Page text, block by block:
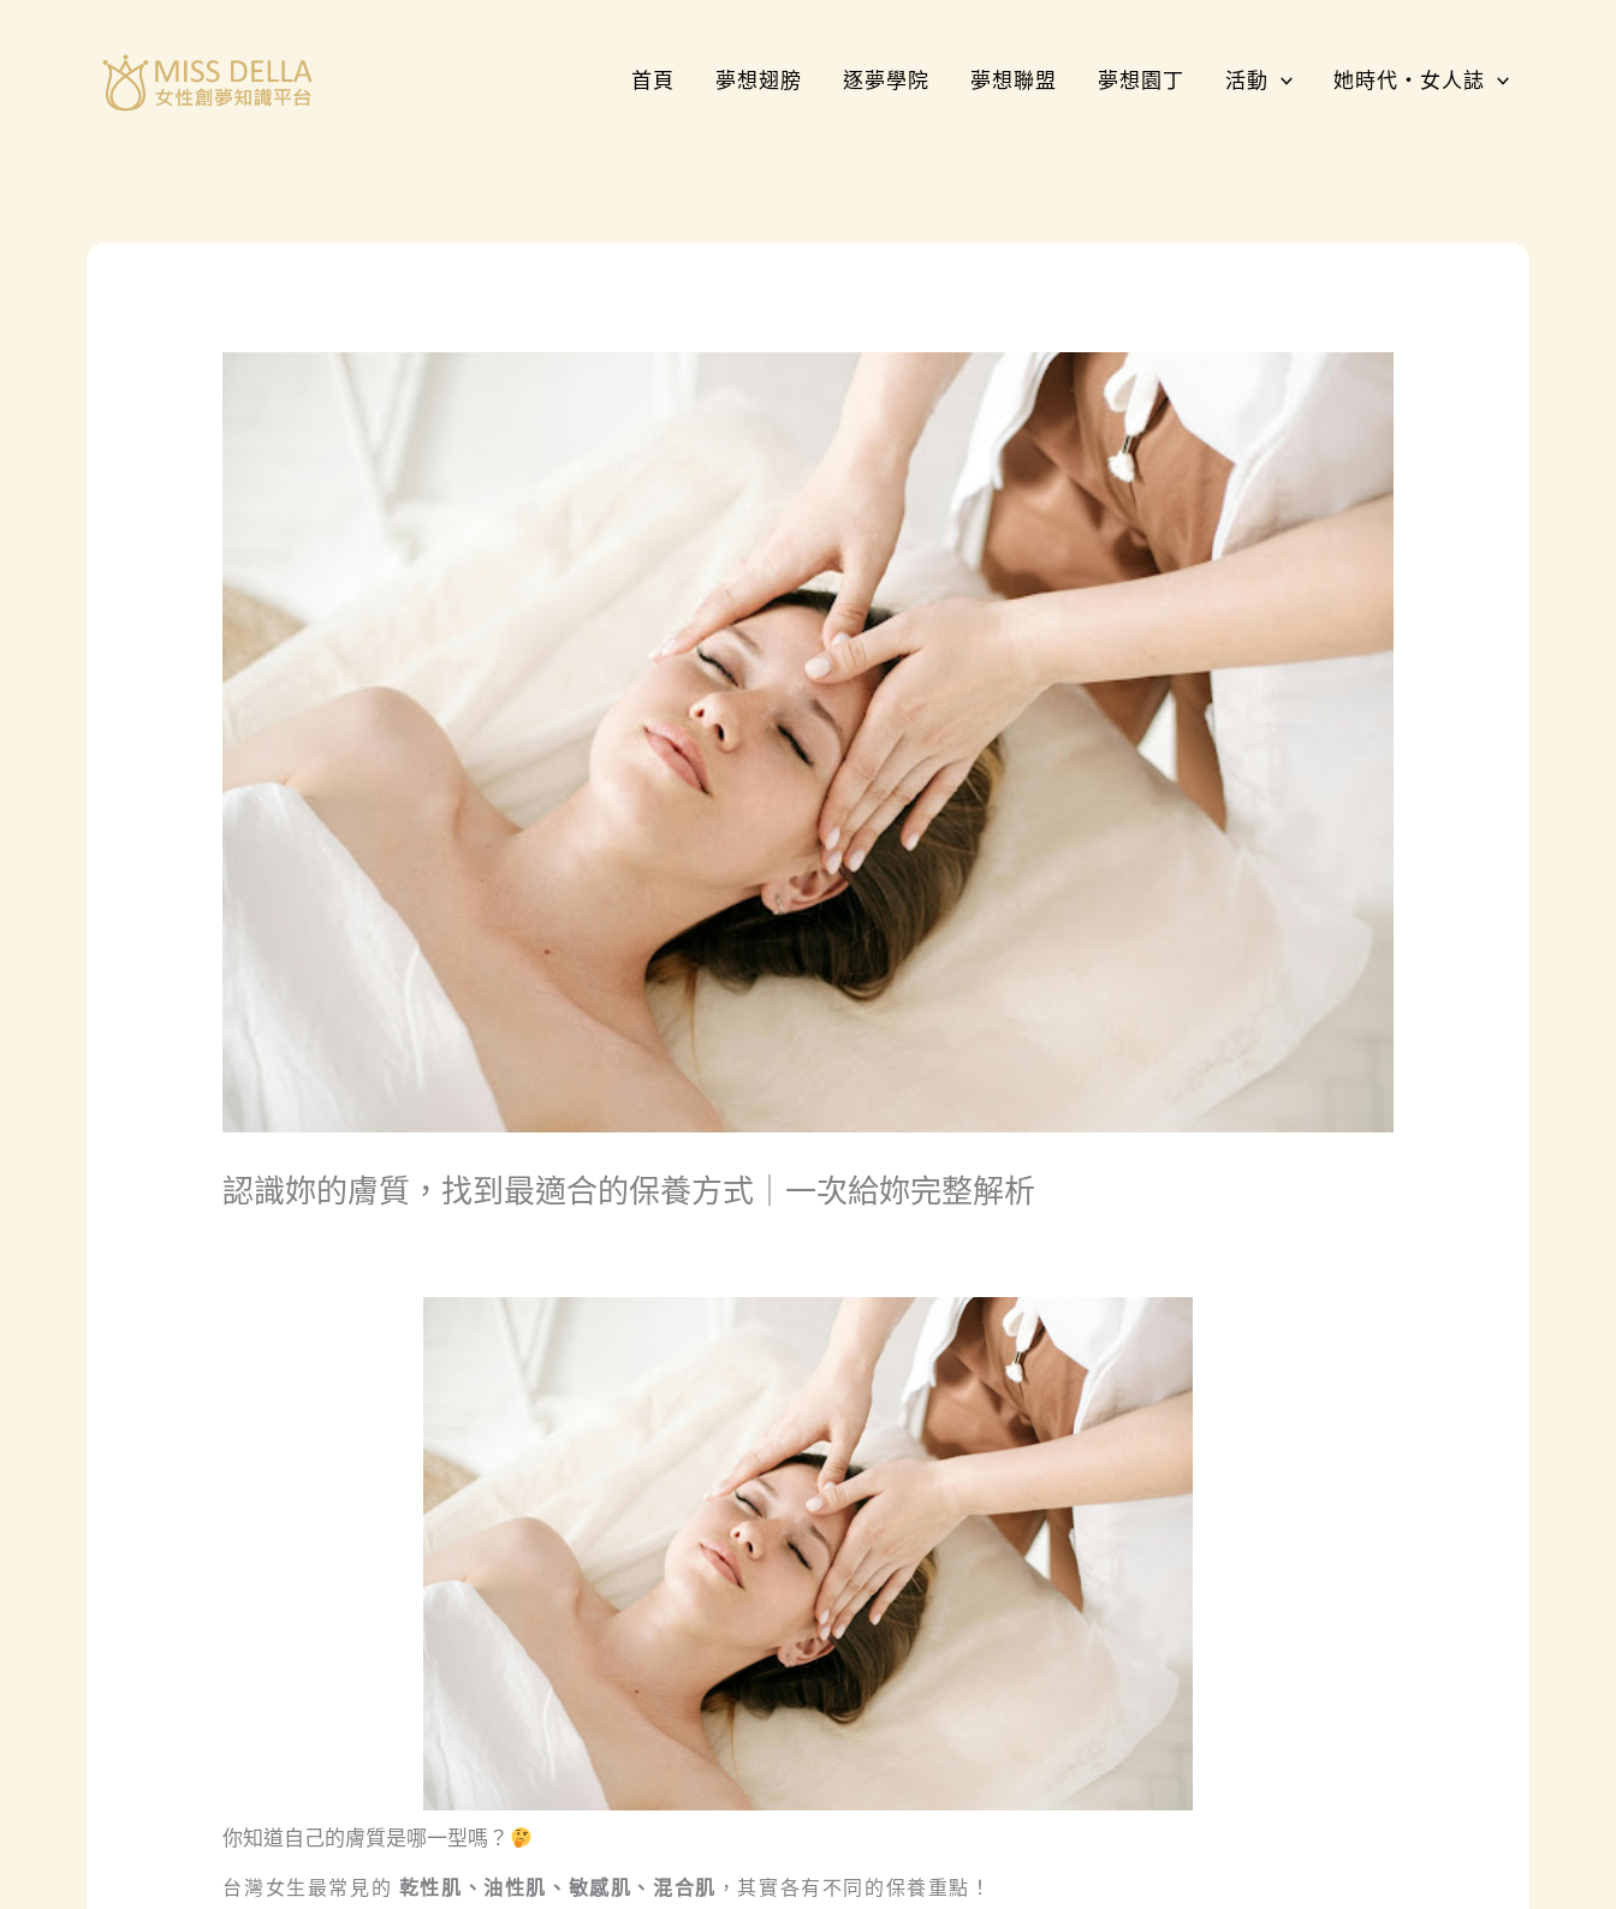
首頁 夢想翅膀 逐夢學院 夢想聯盟 夢想園丁 活動 她時代・女人誌
認識妳的膚質，找到最適合的保養方式｜一次給妳完整解析
你知道自己的膚質是哪一型嗎？
台灣女生最常見的 乾性肌、油性肌、敏感肌、混合肌 ，其實各有不同的保養重點！